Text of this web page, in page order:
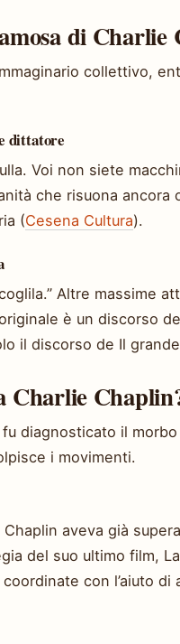
di Charlie
collettivo,
dittatore
Voi non siete
che risuona
(Cesena Cultura).
Altre massime
è un discorso
il discorso de Il
Charlie
diagnosticato il
i movimenti.
aveva già
del suo ultimo film,
con l’aiuto di